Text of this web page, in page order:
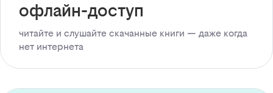
офлайн-доступ
читайте и слушайте скачанные книги — даже когда
нет интернета